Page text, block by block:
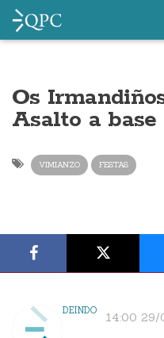
Os
Asalto a
VIMIANZO FESTAS
DEINDO 14:00 29/